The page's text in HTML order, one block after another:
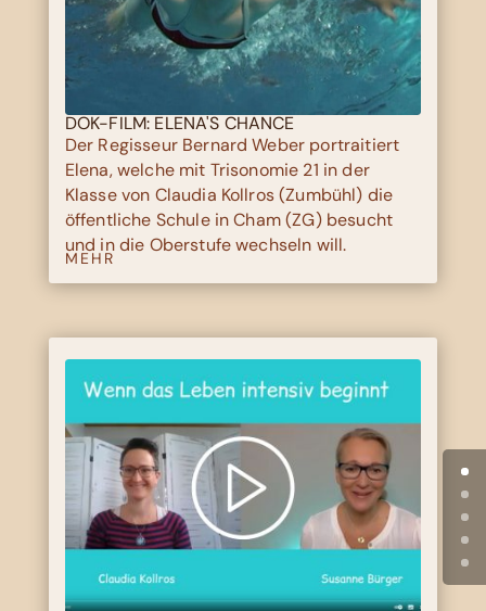
DOK-FILM: ELENA'S CHANCE
Der Regisseur Bernard Weber portraitiert
Elena, welche mit Trisonomie 21 in der
Klasse von Claudia Kollros (Zumbühl) die
öffentliche Schule in Cham (ZG) besucht
und in die Oberstufe wechseln will.
MEHR